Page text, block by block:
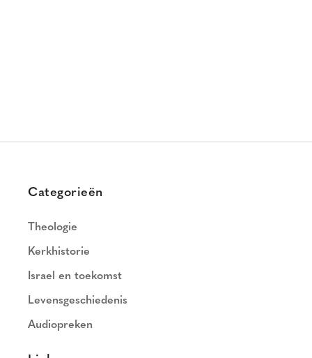
Categorieën
Theologie
Kerkhistorie
Israel en toekomst
Levensgeschiedenis
Audiopreken